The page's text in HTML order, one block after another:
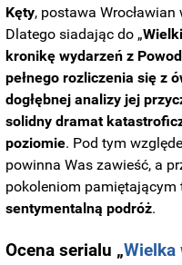
Kęty, postawa
Dlatego siadając do „
kronikę wydarzeń z
pełnego rozliczenia się z
dogłębnej analizy jej
solidny dramat
poziomie. Pod tym
powinna Was zawieść, a
pokoleniom
sentymentalną podróż.
Ocena serialu „Wielka